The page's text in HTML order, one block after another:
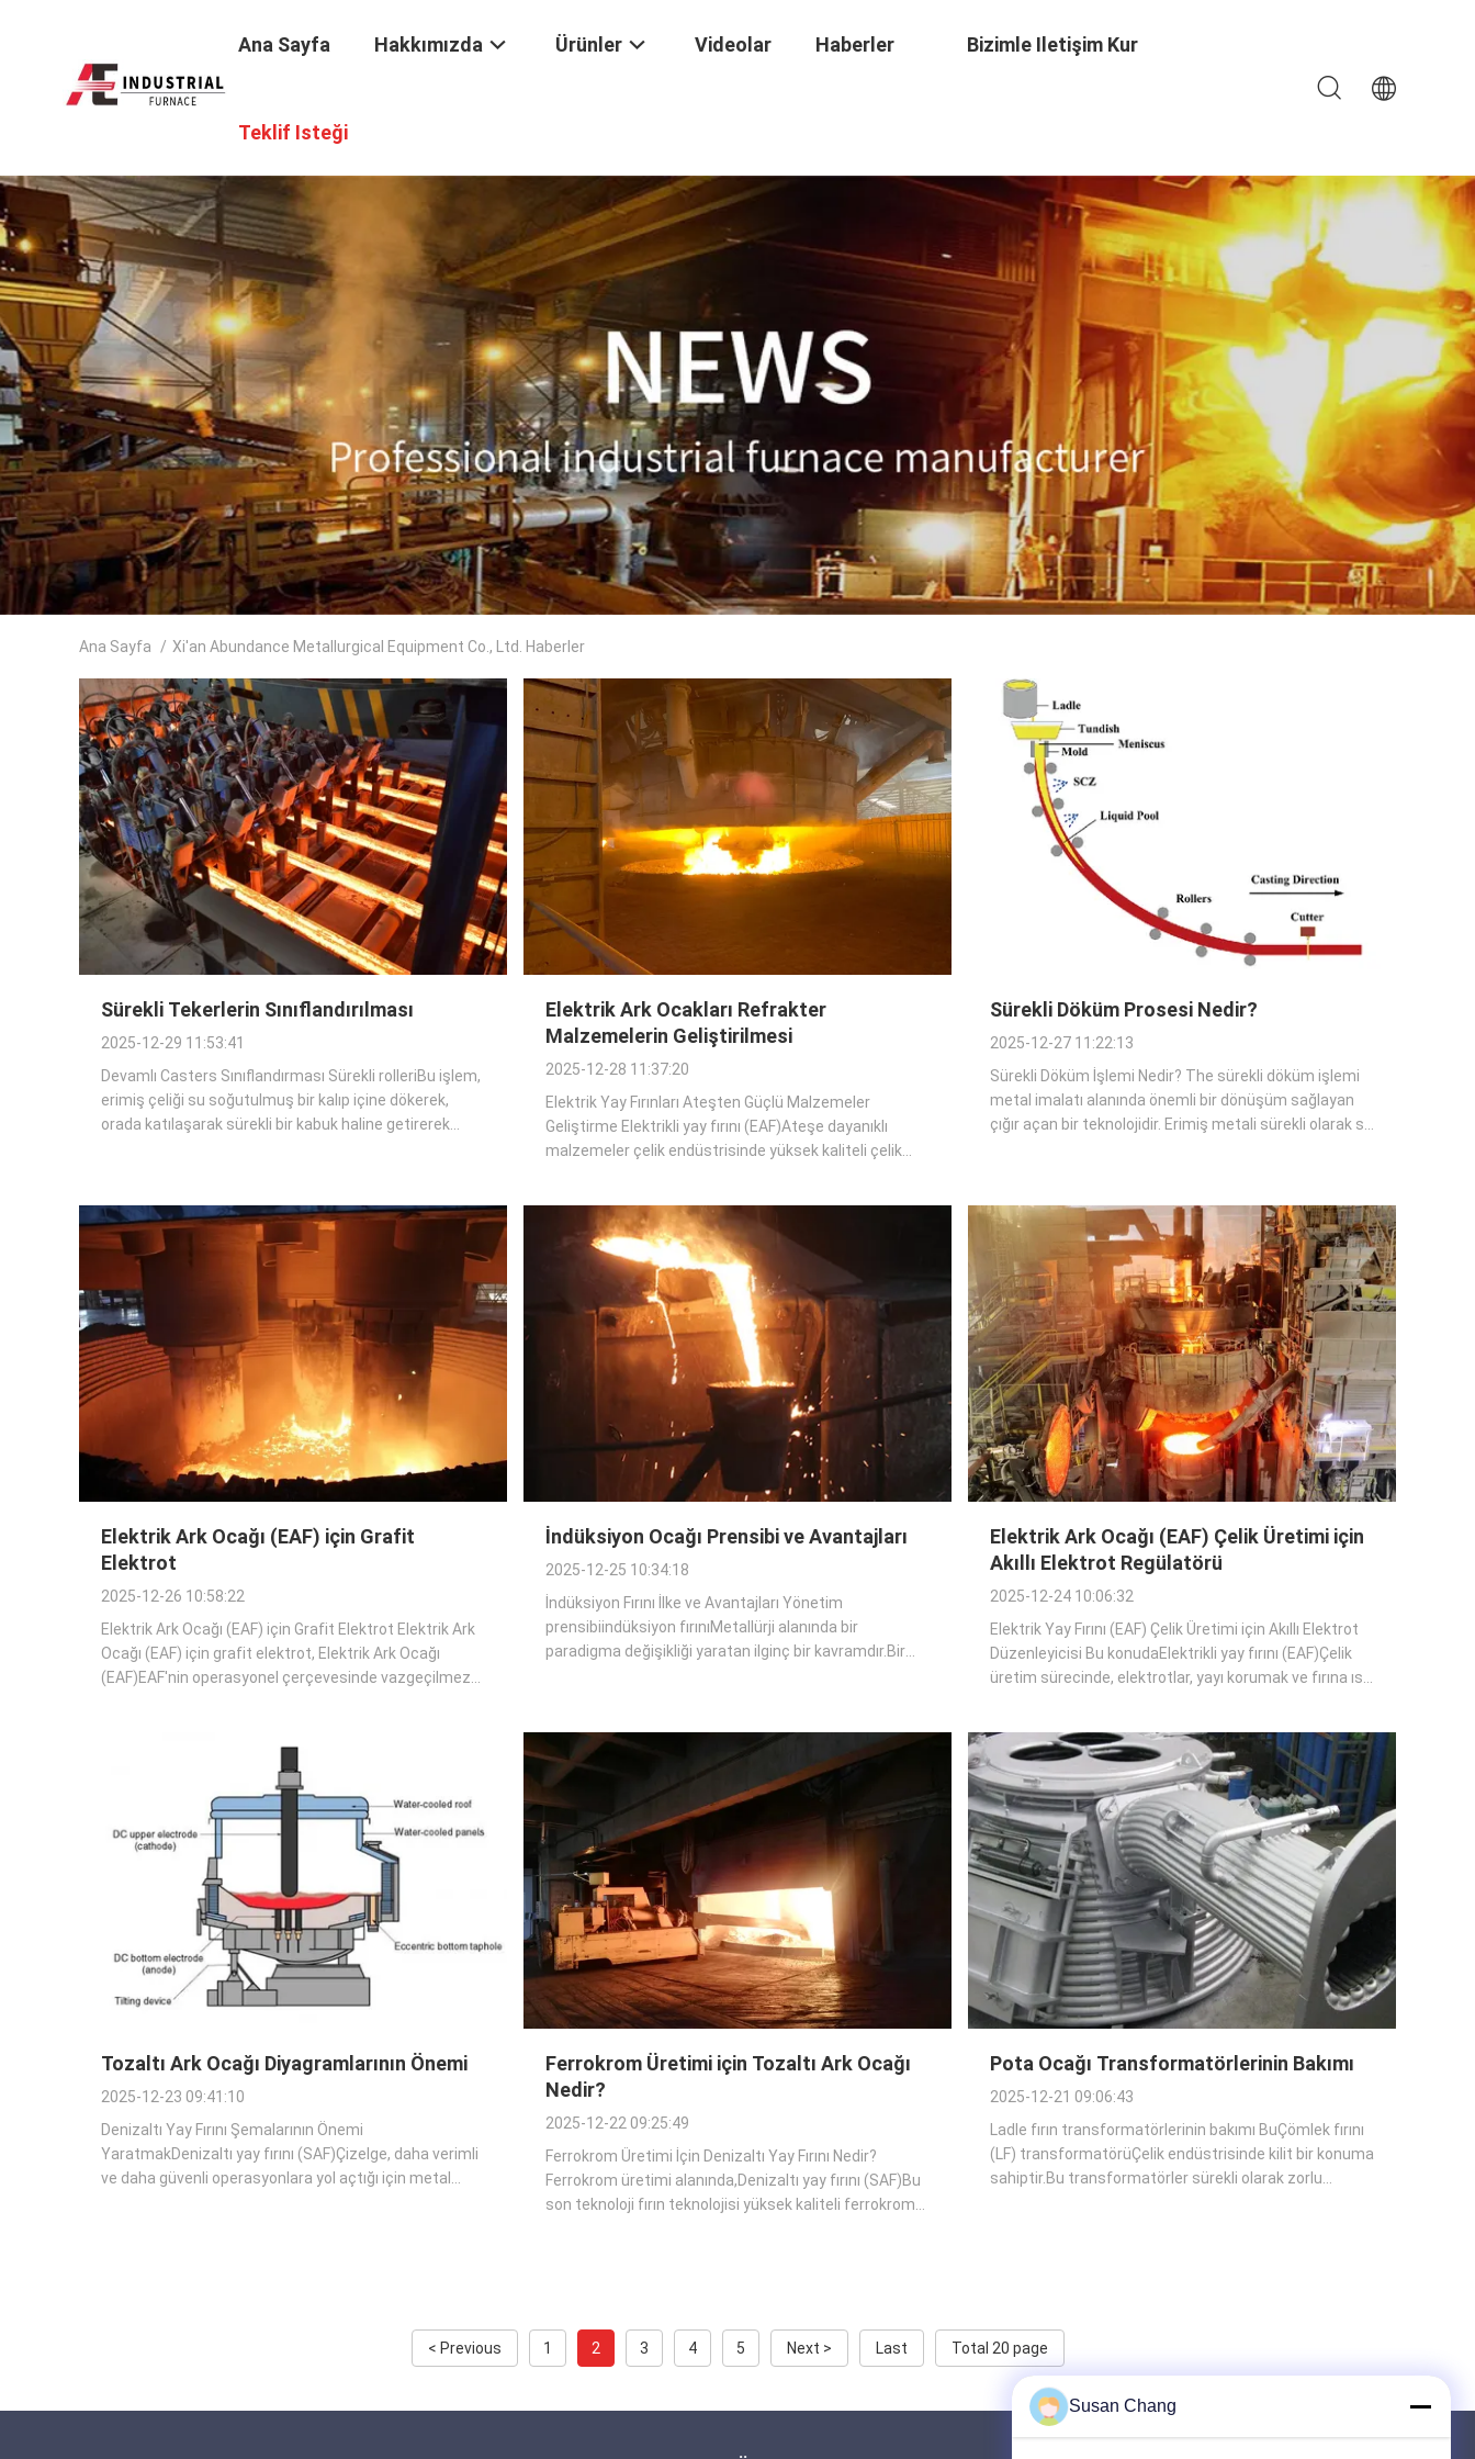
Ana Sayfa Hakkımızda Ürünler Videolar Haberler Bizimle Iletişim Kur
Teklif Isteği
Ana Sayfa / Xi'an Abundance Metallurgical Equipment Co., Ltd. Haberler
Sürekli Tekerlerin Sınıflandırılması
2025-12-29 11:53:41
Devamlı Casters Sınıflandırması Sürekli rolleriBu işlem,
erimiş çeliği su soğutulmuş bir kalıp içine dökerek,
orada katılaşarak sürekli bir kabuk haline getirerek
Elektrik Ark Ocakları Refrakter
Malzemelerin Geliştirilmesi
2025-12-28 11:37:20
Elektrik Yay Fırınları Ateşten Güçlü Malzemeler
Geliştirme Elektrikli yay fırını (EAF)Ateşe dayanıklı
malzemeler çelik endüstrisinde yüksek kaliteli çelik
kaplayan ateşli malzemelere ...
Sürekli Döküm Prosesi Nedir?
2025-12-27 11:22:13
Sürekli Döküm İşlemi Nedir? The sürekli döküm işlemi
metal imalatı alanında önemli bir dönüşüm sağlayan
çığır açan bir teknolojidir. Erimiş metali sürekli olarak su
Elektrik Ark Ocağı (EAF) için Grafit
Elektrot
2025-12-26 10:58:22
Elektrik Ark Ocağı (EAF) için Grafit Elektrot Elektrik Ark
Ocağı (EAF) için grafit elektrot, Elektrik Ark Ocağı
(EAF)EAF'nin operasyonel çerçevesinde vazgeçilmez
İndüksiyon Ocağı Prensibi ve Avantajları
2025-12-25 10:34:18
İndüksiyon Fırını İlke ve Avantajları Yönetim
prensibiindüksiyon fırınıMetallürji alanında bir
paradigma değişikliği yaratan ilginç bir kavramdır.Bir
Elektrik Ark Ocağı (EAF) Çelik Üretimi için
Akıllı Elektrot Regülatörü
2025-12-24 10:06:32
Elektrik Yay Fırını (EAF) Çelik Üretimi için Akıllı Elektrot
Düzenleyicisi Bu konudaElektrikli yay fırını (EAF)Çelik
üretim sürecinde, elektrotlar, yayı korumak ve fırına ısı
hem de enerji yoğunlu...
Tozaltı Ark Ocağı Diyagramlarının Önemi
2025-12-23 09:41:10
Denizaltı Yay Fırını Şemalarının Önemi
YaratmakDenizaltı yay fırını (SAF)Çizelge, daha verimli
ve daha güvenli operasyonlara yol açtığı için metal
Ferrokrom Üretimi için Tozaltı Ark Ocağı
Nedir?
2025-12-22 09:25:49
Ferrokrom Üretimi İçin Denizaltı Yay Fırını Nedir?
Ferrokrom üretimi alanında,Denizaltı yay fırını (SAF)Bu
son teknoloji fırın teknolojisi yüksek kaliteli ferrokrom
Pota Ocağı Transformatörlerinin Bakımı
2025-12-21 09:06:43
Ladle fırın transformatörlerinin bakımı BuÇömlek fırını
(LF) transformatörüÇelik endüstrisinde kilit bir konuma
sahiptir.Bu transformatörler sürekli olarak zorlu
< Previous 1 2 3 4 5 Next > Last Total 20 page
Susan Chang